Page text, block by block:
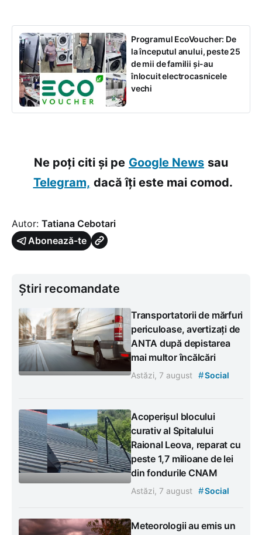
Programul EcoVoucher: De
la începutul anului, peste 25
de mii de familii și-au
înlocuit electrocasnicele
vechi
Ne poți citi și pe Google News sau
Telegram, dacă îți este mai comod.
Autor: Tatiana Cebotari
Abonează-te
Știri recomandate
Transportatorii de mărfuri
periculoase, avertizați de
ANTA după depistarea
mai multor încălcări
Astăzi, 7 august #Social
Acoperișul blocului
curativ al Spitalului
Raional Leova, reparat cu
peste 1,7 milioane de lei
din fondurile CNAM
Astăzi, 7 august #Social
Meteorologii au emis un